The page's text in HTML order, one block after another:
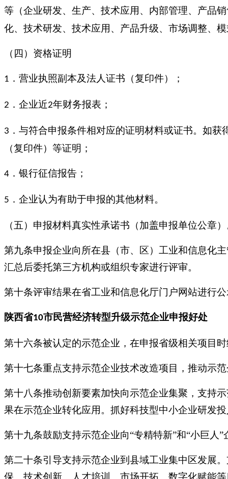
等（企业研发、生产、技术应用、内部管理、产品
化、技术研发、技术应用、产品升级、市场调整、
（四）资格证明
1 ．营业执照副本及法人证书（复印件）；
2 ．企业近2年财务报表；
3 ．与符合申报条件相对应的证明材料或证书。如
（复印件）等证明；
4 ．银行征信报告；
5 ．企业认为有助于申报的其他材料。
（五）申报材料真实性承诺书（加盖申报单位公章
第九条申报企业向所在县（市、区）工业和信息化
汇总后委托第三方机构或组织专家进行评审。
第十条评审结果在省工业和信息化厅门户网站进行
陕西省10市民营经济转型升级示范企业申报好处
第十六条被认定的示范企业，在申报省级相关项目
第十七条重点支持示范企业技术改造项目，推动示
第十八条推动创新要素加快向示范企业集聚，支持
果在示范企业转化应用。抓好科技型中小企业研发
第十九条鼓励支持示范企业向“专精特新”和“小巨人
第二十条引导支持示范企业到县域工业集中区发展
保、技术创新、人才培训、市场开拓、数字化赋能